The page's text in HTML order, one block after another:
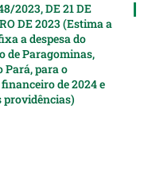
2023, DE 21 DE
DE 2023 (Estima a
a despesa do
de Paragominas,
Pará, para o
de 2024 e
providências)